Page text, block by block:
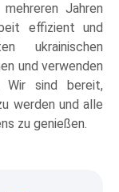
Jahren
effizient und
ukrainischen
und verwenden
Wir sind bereit,
werden und alle
zu genießen.